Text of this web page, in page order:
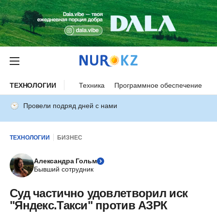
ТЕХНОЛОГИИ Техника Программное обеспечение
Провели подряд дней с нами
ТЕХНОЛОГИИ БИЗНЕС
Александра Гольм
Бывший сотрудник
Суд частично удовлетворил иск
"Яндекс.Такси" против АЗРК